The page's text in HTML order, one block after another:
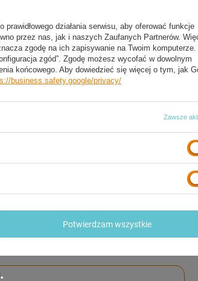
odpowiedzi
OPINIĘ
5/5
działania serwisu, aby oferować funkcje
przez nas, jak i naszych Zaufanych Partnerów.
zgodę na ich zapisywanie na Twoim
zgód”. Zgodę możesz wycofać w dowolnym
końcowego. Aby dowiedzieć się więcej o tym, jak
business.safety.google/privacy/
Zawsze
Potwierdzam wszystkie